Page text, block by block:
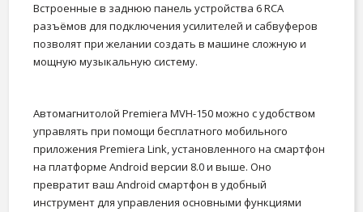
Встроенные в заднюю панель устройства 6 RCA
разъёмов для подключения усилителей и сабвуферов
позволят при желании создать в машине сложную и
мощную музыкальную систему.
Автомагнитолой Premiera MVH-150 можно с удобством
управлять при помощи бесплатного мобильного
приложения Premiera Link, установленного на смартфон
на платформе Android версии 8.0 и выше. Оно
превратит ваш Android смартфон в удобный
инструмент для управления основными функциями